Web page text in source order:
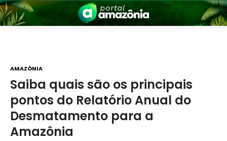
AMAZÔNIA
Saiba quais são os principais
pontos do Relatório Anual do
Desmatamento para a
Amazônia